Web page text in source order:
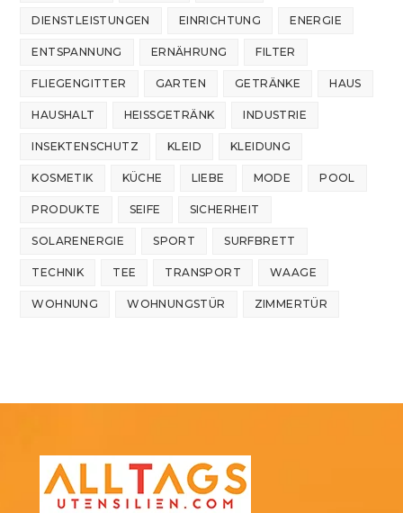
DIENSTLEISTUNGEN EINRICHTUNG ENERGIE
ENTSPANNUNG ERNÄHRUNG FILTER
FLIEGENGITTER GARTEN GETRÄNKE HAUS
HAUSHALT HEISSGETRÄNK INDUSTRIE
INSEKTENSCHUTZ KLEID KLEIDUNG
KOSMETIK KÜCHE LIEBE MODE POOL
PRODUKTE SEIFE SICHERHEIT
SOLARENERGIE SPORT SURFBRETT
TECHNIK TEE TRANSPORT WAAGE
WOHNUNG WOHNUNGSTÜR ZIMMERTÜR